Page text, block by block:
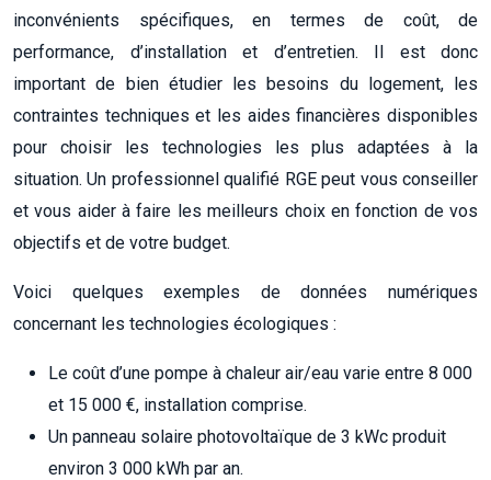
inconvénients spécifiques, en termes de coût, de
performance, d’installation et d’entretien. Il est donc
important de bien étudier les besoins du logement, les
contraintes techniques et les aides financières disponibles
pour choisir les technologies les plus adaptées à la
situation. Un professionnel qualifié RGE peut vous conseiller
et vous aider à faire les meilleurs choix en fonction de vos
objectifs et de votre budget.
Voici quelques exemples de données numériques
concernant les technologies écologiques :
Le coût d’une pompe à chaleur air/eau varie entre 8 000
et 15 000 €, installation comprise.
Un panneau solaire photovoltaïque de 3 kWc produit
environ 3 000 kWh par an.